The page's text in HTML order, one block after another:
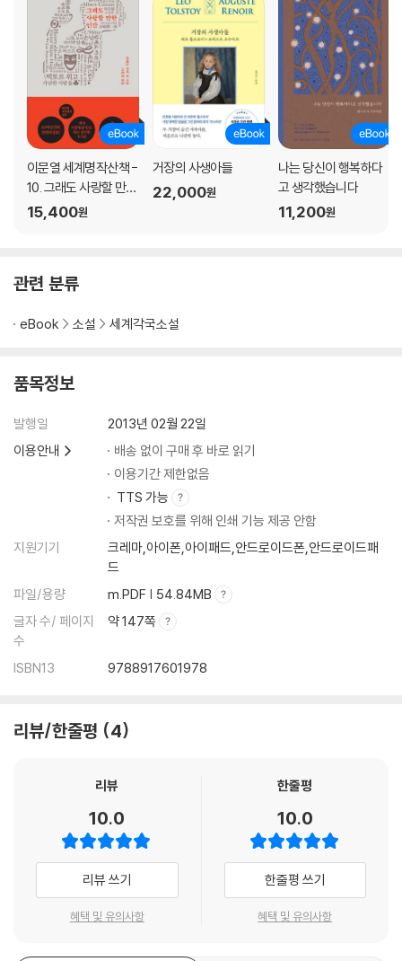
이문열 세계명작산책 -
10. 그래도 사랑할 만한
인간
15,400원
거장의 사생아들
22,000원
나는 당신이 행복하다
고 생각했습니다
11,200원
관련 분류
eBook 소설 세계각국소설
품목정보
발행일
2013년 02월 22일
이용안내
배송 없이 구매 후 바로 읽기
이용기간 제한없음
TTS 가능
저작권 보호를 위해 인쇄 기능 제공 안함
지원기기
크레마,아이폰,아이패드,안드로이드폰,안드로이드패
드
파일/용량
m.PDF | 54.84MB
글자 수/ 페이지
수
약 147쪽
ISBN13 9788917601978
리뷰/한줄평 4
리뷰
10.0
리뷰 쓰기
혜택 및 유의사항
한줄평
10.0
한줄평 쓰기
혜택 및 유의사항